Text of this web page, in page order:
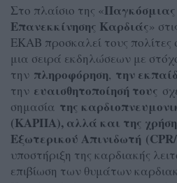
Στο πλαίσιο της «
Επανεκκίνησης Καρδιάς»
ΕΚΑΒ προσκαλεί τους
μια σειρά εκδηλώσεων με
την πληροφόρηση, την
την ευαισθητοποίησή τους
σημασία της
(ΚΑΡΠΑ), αλλά και της
Εξωτερικού Απινιδωτή
υποστήριξη της καρδιακής
επιβίωση των θυμάτων